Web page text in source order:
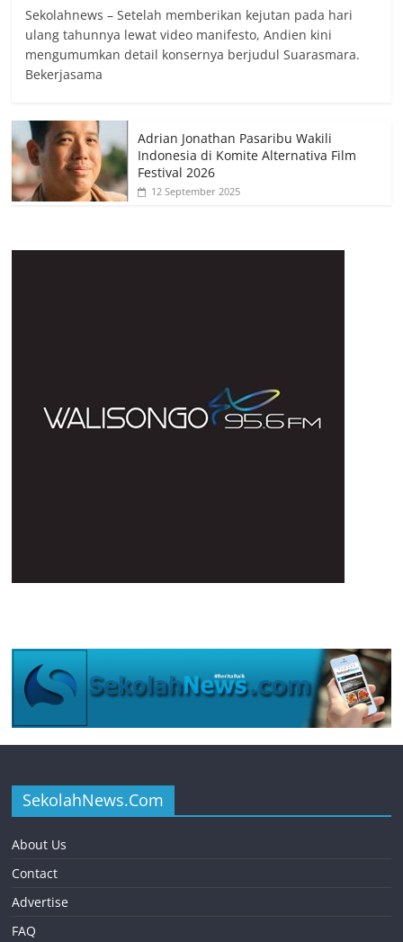
Sekolahnews – Setelah memberikan kejutan pada hari
ulang tahunnya lewat video manifesto, Andien kini
mengumumkan detail konsernya berjudul Suarasmara.
Bekerjasama
Adrian Jonathan Pasaribu Wakili
Indonesia di Komite Alternativa Film
Festival 2026
12 September 2025
SekolahNews.Com
About Us
Contact
Advertise
FAQ